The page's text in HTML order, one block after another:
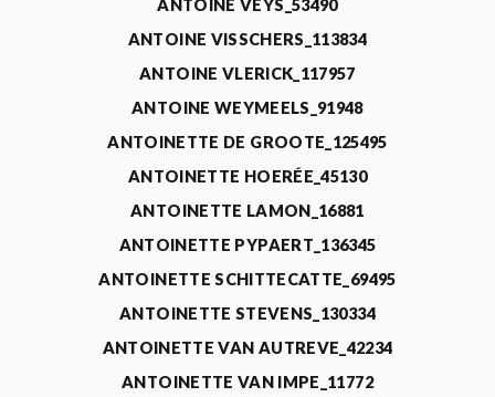
ANTOINE VEYS_53490
ANTOINE VISSCHERS_113834
ANTOINE VLERICK_117957
ANTOINE WEYMEELS_91948
ANTOINETTE DE GROOTE_125495
ANTOINETTE HOERÉE_45130
ANTOINETTE LAMON_16881
ANTOINETTE PYPAERT_136345
ANTOINETTE SCHITTECATTE_69495
ANTOINETTE STEVENS_130334
ANTOINETTE VAN AUTREVE_42234
ANTOINETTE VAN IMPE_11772